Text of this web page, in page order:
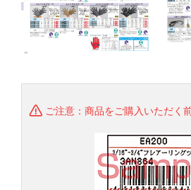
ご注意：商品をご購入いただく